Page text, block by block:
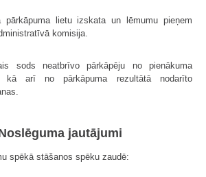
pārkāpuma lietu izskata un lēmumu pieņem
komisija.
sods neatbrīvo pārkāpēju no pienākuma
kā arī no pārkāpuma rezultātā nodarīto
jautājumi
spēkā stāšanos spēku zaudē: